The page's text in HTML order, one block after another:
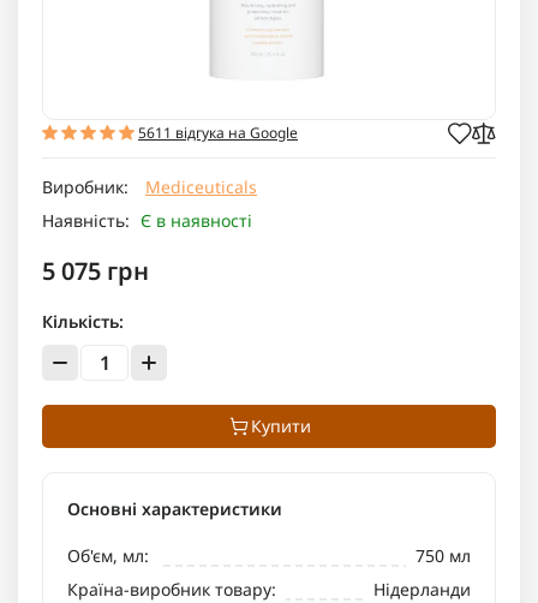
5611 відгука на Google
Виробник:
Mediceuticals
Наявність: Є в наявності
5 075 грн
Кількість:
Купити
Основні характеристики
Об'єм, мл:
750 мл
Країна-виробник товару:
Нідерланди